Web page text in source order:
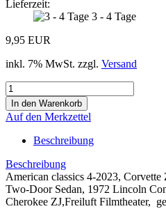
Lieferzeit:
3 - 4 Tage
9,95 EUR
inkl. 7% MwSt. zzgl. Versand
Auf den Merkzettel
Beschreibung
Beschreibung
American classics 4-2023,
Two-Door Sedan, 1972 Lincoln
Cherokee ZJ,Freiluft Filmtheater,